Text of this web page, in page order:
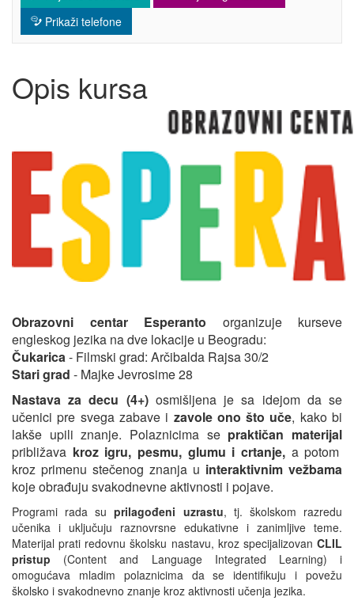
Prikaži telefone
Opis kursa
Obrazovni centarEsperanto organizuje kurseve
engleskog jezika na dve lokacije u Beogradu:
Čukarica- Filmski grad: Arčibalda Rajsa 30/2
Stari grad - Majke Jevrosime 28
Nastava za decu (4+)osmišljena je sa idejom da se
učenici pre svega zabave i zavole ono što uče, kako bi
lakše upili znanje. Polaznicima se praktičan materijal
približava kroz igru, pesmu, glumu i crtanje, a potom
kroz primenu stečenog znanja u interaktivnim vežbama
koje obrađuju svakodnevne aktivnosti i pojave.
Programi rada su prilagođeni uzrastu, tj. školskom razredu
učenika i uključuju raznovrsne edukativne i zanimljive teme.
Materijal prati redovnu školsku nastavu, kroz specijalizovan CLIL
pristup (Content and Language Integrated Learning) i
omogućava mladim polaznicima da se identifikuju i povežu
školsko i svakodnevno znanje kroz aktivnosti učenja jezika.